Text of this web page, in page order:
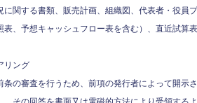
に関する書類、販売計画、組織図、代表者・役員
表、予想キャッシュフロー表を含む）、直近試算
リング
条の審査を行うため、前項の発行者によって開示